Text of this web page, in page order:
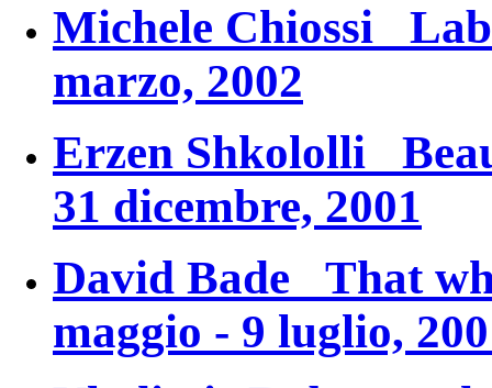
Michele Chiossi
marzo, 2002
Erzen Shkololli
31 dicembre, 2001
David Bade That
maggio - 9 luglio,